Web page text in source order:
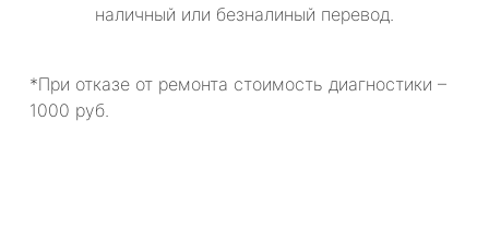
наличный или безналиный перевод.
*При отказе от ремонта стоимость диагностики –
1000 руб.